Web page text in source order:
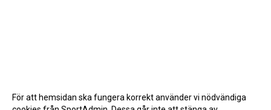
För att hemsidan ska fungera korrekt använder vi nödvändiga